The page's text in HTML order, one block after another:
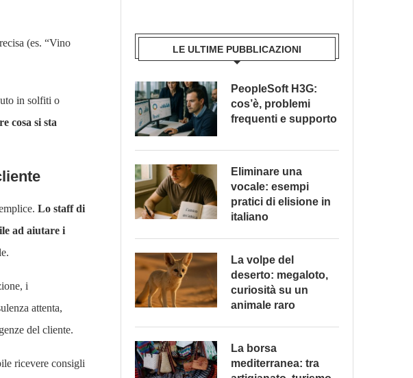
(es. “Vino
in solfiti o
cosa si sta
Lo staff di
ad aiutare i
i
attenta,
del cliente.
ricevere consigli
LE ULTIME PUBBLICAZIONI
PeopleSoft H3G:
cos’è, problemi
frequenti e supporto
Eliminare una
vocale: esempi
pratici di elisione in
italiano
La volpe del
deserto: megaloto,
curiosità su un
animale raro
La borsa
mediterranea: tra